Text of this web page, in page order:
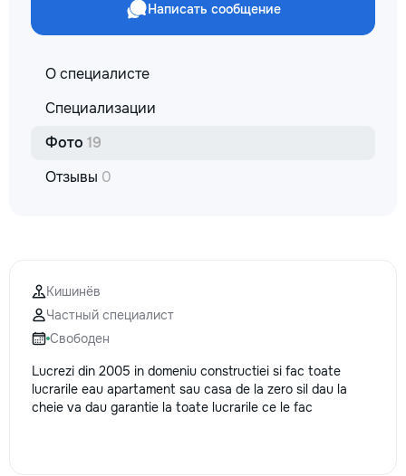
Написать сообщение
О специалисте
Специализации
Фото 19
Отзывы 0
Кишинёв
Частный специалист
Свободен
Lucrezi din 2005 in domeniu constructiei si fac toate
lucrarile eau apartament sau casa de la zero sil dau la
cheie va dau garantie la toate lucrarile ce le fac